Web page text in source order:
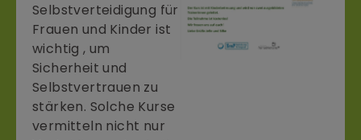
Selbstverteidigung für
Frauen und Kinder ist
wichtig , um
Sicherheit und
Selbstvertrauen zu
stärken. Solche Kurse
vermitteln nicht nur